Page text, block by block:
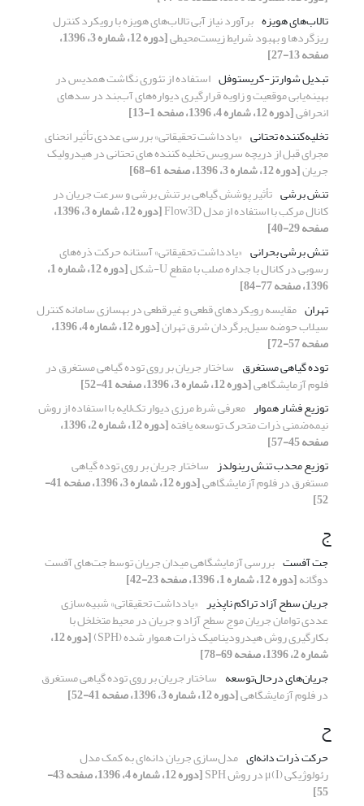
تالاب‌های هویزه برآورد نیاز آبی تالاب‌های هویزه با رویکرد کنترل
ریزگردها و بهبود شرایط زیست‌محیطی [دوره 12، شماره 3، 1396،
صفحه 13-27]
تبدیل شوارتز-کریستوفل استفاده از تئوری نگاشت همدیس در
بهینه‌یابی موقعیت و زاویه قرارگیری دیواره‌های آب‌بند در سدهای
انحرافی[دوره 12، شماره 4، 1396، صفحه 1-13]
تخلیه‌کننده ‏تحتانی «یادداشت تحقیقاتی» بررسی عددی تأثیر انحنای
مجرای قبل از دریچه سرویس تخلیه کننده ‏های تحتانی در هیدرولیک
جریان[دوره 12، شماره 3، 1396، صفحه 61-68]
تنش برشی تأثیر پوشش گیاهی بر تنش برشی و سرعت جریان در
کانال مرکب با استفاده از مدل Flow3D [دوره 12، شماره 3، 1396،
صفحه 29-40]
تنش برشی بحرانی «یادداشت تحقیقاتی» آستانه حرکت ذره‌های
رسوبی در کانال با جداره صلب با مقطع U-شکل [دوره 12، شماره 1،
1396، صفحه 77-84]
تهران مقایسه رویکردهای قطعی و غیرقطعی در بهسازی سامانه کنترل
سیلاب حوضه سیل‌برگردان شرق تهران [دوره 12، شماره 4، 1396،
صفحه 57-72]
توده گیاهی مستغرق ساختار جریان بر روی توده گیاهی مستغرق در
فلوم آزمایشگاهی[دوره 12، شماره 3، 1396، صفحه 41-52]
توزیع فشار هموار معرفی شرط مرزی دیوار تک‌لایه با استفاده از روش
نیمه‌ضمنی ذرات متحرک توسعه یافته [دوره 12، شماره 2، 1396،
صفحه 45-57]
توزیع محدب تنش رینولدز ساختار جریان بر روی توده گیاهی
مستغرق در فلوم آزمایشگاهی [دوره 12، شماره 3، 1396، صفحه 41-
52]
ج
جت آفست بررسی آزمایشگاهی میدان جریان توسط جت‌های آفست
دوگانه[دوره 12، شماره 1، 1396، صفحه 23-42]
جریان سطح آزاد تراکم ناپذیر «یادداشت تحقیقاتی» شبیه‌سازی
عددی توامان جریان موج سطح آزاد و جریان در محیط متخلخل با
بکارگیری روش هیدرودینامیک ذرات هموار شده (SPH) [دوره 12،
شماره 2، 1396، صفحه 69-78]
جریان‌های درحال‌توسعه ساختار جریان بر روی توده گیاهی مستغرق
در فلوم آزمایشگاهی[دوره 12، شماره 3، 1396، صفحه 41-52]
ح
حرکت ذرات دانه‌ای مدل‌سازی جریان دانه‌ای به کمک مدل
رئولوژیکی μ(I) در روش SPH [دوره 12، شماره 4، 1396، صفحه 43-
55]